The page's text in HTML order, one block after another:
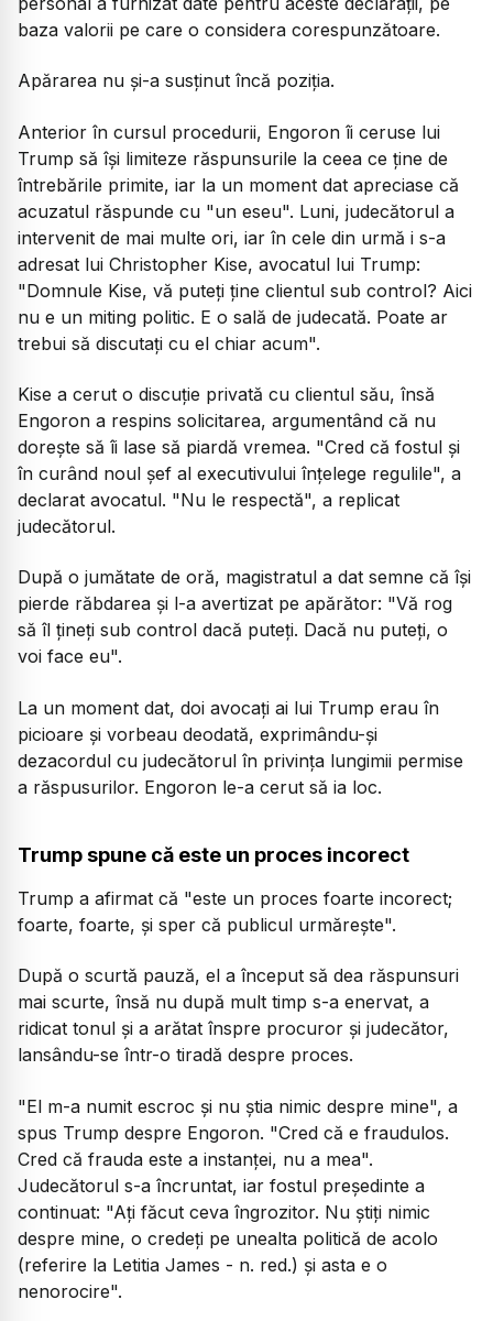
baza valorii pe care o considera corespunzătoare.
Apărarea nu şi-a susţinut încă poziţia.
Anterior în cursul procedurii, Engoron îi ceruse lui
Trump să îşi limiteze răspunsurile la ceea ce ţine de
întrebările primite, iar la un moment dat apreciase că
acuzatul răspunde cu "un eseu". Luni, judecătorul a
intervenit de mai multe ori, iar în cele din urmă i s-a
adresat lui Christopher Kise, avocatul lui Trump:
"Domnule Kise, vă puteţi ţine clientul sub control? Aici
nu e un miting politic. E o sală de judecată. Poate ar
trebui să discutaţi cu el chiar acum".
Kise a cerut o discuţie privată cu clientul său, însă
Engoron a respins solicitarea, argumentând că nu
doreşte să îi lase să piardă vremea. "Cred că fostul şi
în curând noul şef al executivului înţelege regulile", a
declarat avocatul. "Nu le respectă", a replicat
judecătorul.
După o jumătate de oră, magistratul a dat semne că îşi
pierde răbdarea şi l-a avertizat pe apărător: "Vă rog
să îl ţineţi sub control dacă puteţi. Dacă nu puteţi, o
voi face eu".
La un moment dat, doi avocaţi ai lui Trump erau în
picioare şi vorbeau deodată, exprimându-şi
dezacordul cu judecătorul în privinţa lungimii permise
a răspusurilor. Engoron le-a cerut să ia loc.
Trump spune că este un proces incorect
Trump a afirmat că "este un proces foarte incorect;
foarte, foarte, şi sper că publicul urmăreşte".
După o scurtă pauză, el a început să dea răspunsuri
mai scurte, însă nu după mult timp s-a enervat, a
ridicat tonul şi a arătat înspre procuror şi judecător,
lansându-se într-o tiradă despre proces.
"El m-a numit escroc şi nu ştia nimic despre mine", a
spus Trump despre Engoron. "Cred că e fraudulos.
Cred că frauda este a instanţei, nu a mea".
Judecătorul s-a încruntat, iar fostul preşedinte a
continuat: "Aţi făcut ceva îngrozitor. Nu ştiţi nimic
despre mine, o credeţi pe unealta politică de acolo
(referire la Letitia James - n. red.) şi asta e o
nenorocire".